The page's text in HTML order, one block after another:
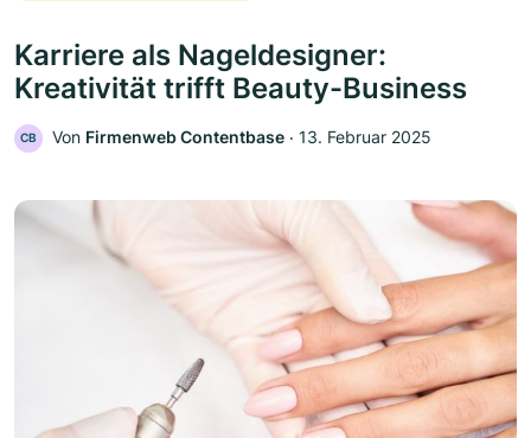
Karriere als Nageldesigner:
Kreativität trifft Beauty-Business
CB Von Firmenweb Contentbase ‧ 13. Februar 2025